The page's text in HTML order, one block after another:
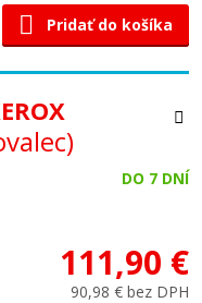
Pridať do košíka
DO 7 DNÍ
111,90 €
90,98 € bez DPH